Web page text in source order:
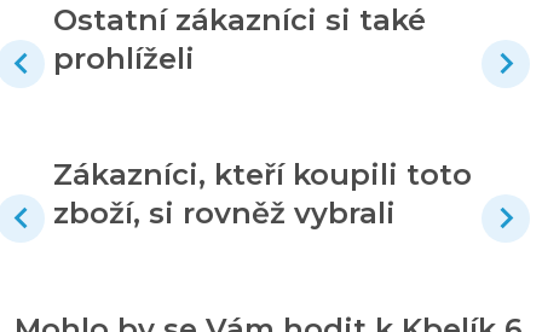
Ostatní zákazníci si také
prohlíželi
Zákazníci, kteří koupili toto
zboží, si rovněž vybrali